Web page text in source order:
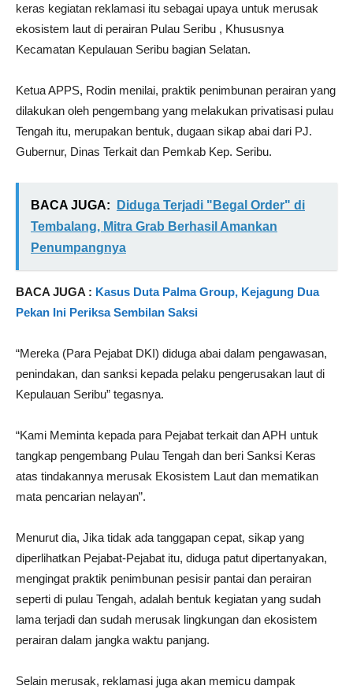
keras kegiatan reklamasi itu sebagai upaya untuk merusak
ekosistem laut di perairan Pulau Seribu , Khususnya
Kecamatan Kepulauan Seribu bagian Selatan.
Ketua APPS, Rodin menilai, praktik penimbunan perairan yang
dilakukan oleh pengembang yang melakukan privatisasi pulau
Tengah itu, merupakan bentuk, dugaan sikap abai dari PJ.
Gubernur, Dinas Terkait dan Pemkab Kep. Seribu.
BACA JUGA:
Diduga Terjadi "Begal Order" di
Tembalang, Mitra Grab Berhasil Amankan
Penumpangnya
BACA JUGA : Kasus Duta Palma Group, Kejagung Dua
Pekan Ini Periksa Sembilan Saksi
“Mereka (Para Pejabat DKI) diduga abai dalam pengawasan,
penindakan, dan sanksi kepada pelaku pengerusakan laut di
Kepulauan Seribu” tegasnya.
“Kami Meminta kepada para Pejabat terkait dan APH untuk
tangkap pengembang Pulau Tengah dan beri Sanksi Keras
atas tindakannya merusak Ekosistem Laut dan mematikan
mata pencarian nelayan”.
Menurut dia, Jika tidak ada tanggapan cepat, sikap yang
diperlihatkan Pejabat-Pejabat itu, diduga patut dipertanyakan,
mengingat praktik penimbunan pesisir pantai dan perairan
seperti di pulau Tengah, adalah bentuk kegiatan yang sudah
lama terjadi dan sudah merusak lingkungan dan ekosistem
perairan dalam jangka waktu panjang.
Selain merusak, reklamasi juga akan memicu dampak